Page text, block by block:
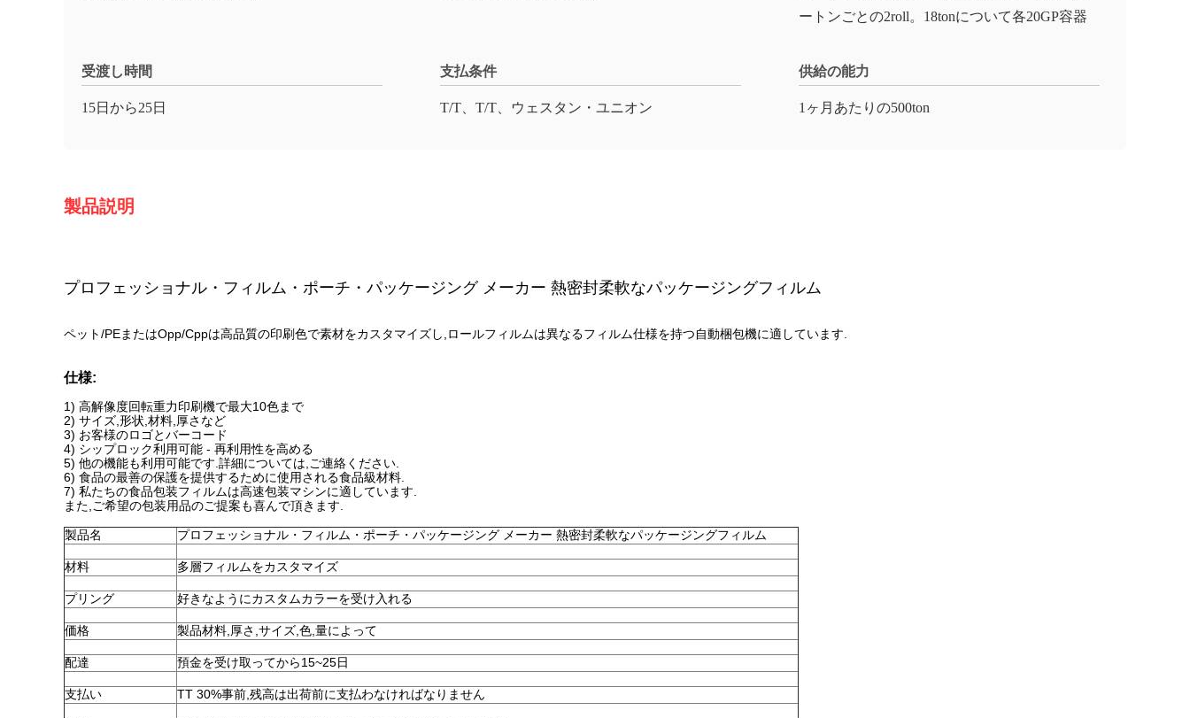
ートンごとの2roll。18tonについて各20GP容器
受渡し時間
15日から25日
支払条件
T/T、T/T、ウェスタン・ユニオン
供給の能力
1ヶ月あたりの500ton
製品説明
プロフェッショナル・フィルム・ポーチ・パッケージング メーカー 熱密封柔軟なパッケージングフィルム
ペット/PEまたはOpp/Cppは高品質の印刷色で素材をカスタマイズし,ロールフィルムは異なるフィルム仕様を持つ自動梱包機に適しています.
仕様:
1) 高解像度回転重力印刷機で最大10色まで
2) サイズ,形状,材料,厚さなど
3) お客様のロゴとバーコード
4) シップロック利用可能 - 再利用性を高める
5) 他の機能も利用可能です.詳細については,ご連絡ください.
6) 食品の最善の保護を提供するために使用される食品級材料.
7) 私たちの食品包装フィルムは高速包装マシンに適しています.
また,ご希望の包装用品のご提案も喜んで頂きます.
製品名 プロフェッショナル・フィルム・ポーチ・パッケージング メーカー 熱密封柔軟なパッケージングフィルム
材料 多層フィルムをカスタマイズ
プリング 好きなようにカスタムカラーを受け入れる
価格 製品材料,厚さ,サイズ,色,量によって
配達 預金を受け取ってから15~25日
支払い TT 30%事前,残高は出荷前に支払わなければなりません